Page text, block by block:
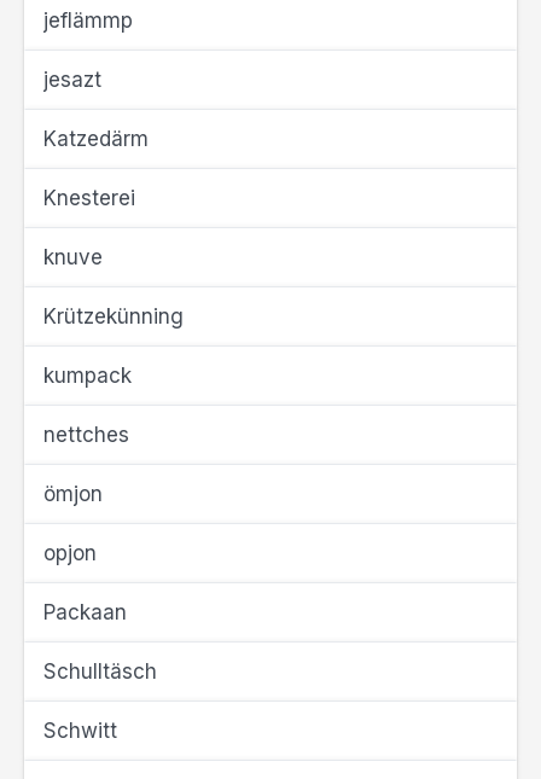
jeflämmp
jesazt
Katzedärm
Knesterei
knuve
Krützekünning
kumpack
nettches
ömjon
opjon
Packaan
Schulltäsch
Schwitt